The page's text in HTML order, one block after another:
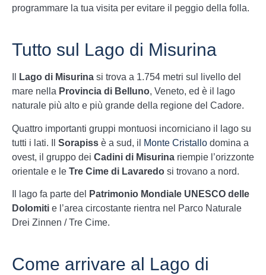
programmare la tua visita per evitare il peggio della folla.
Tutto sul Lago di Misurina
Lago di Misurina si trova a 1.754 metri sul livello del
mare nella Provincia di Belluno, Veneto, ed è il lago
naturale più alto e più grande della regione del Cadore.
Quattro importanti gruppi montuosi incorniciano il lago su
tutti i lati. Il Sorapiss è a sud, il Monte Cristallo domina a
ovest, il gruppo dei Cadini di Misurina riempie l’orizzonte
orientale e le Tre Cime di Lavaredo si trovano a nord.
Il lago fa parte del
Patrimonio Mondiale UNESCO delle
Dolomiti e l’area circostante rientra nel Parco Naturale
Drei Zinnen / Tre Cime.
Come arrivare al Lago di